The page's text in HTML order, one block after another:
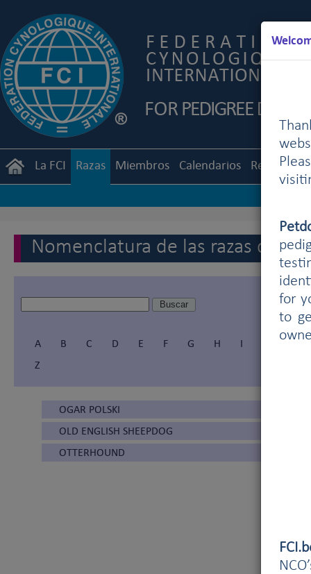
for
to
La FCI Razas Miembros Calendarios
Nomenclatura de las razas de la
A B C D E F G H I J
Z
OGAR POLSKI
OLD ENGLISH SHEEPDOG
OTTERHOUND